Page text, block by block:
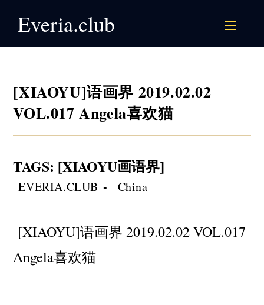
Everia.club
[XIAOYU]语画界 2019.02.02
VOL.017 Angela喜欢猫
TAGS: [XIAOYU画语界]
Post
author:
EVERIA.CLUB
Post
category:
China
[XIAOYU]语画界 2019.02.02 VOL.017
Angela喜欢猫